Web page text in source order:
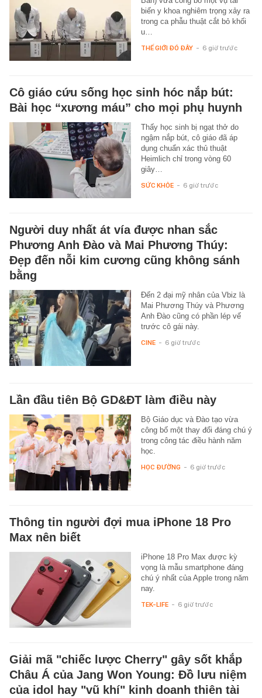
biến y khoa nghiêm trọng xảy ra
trong ca phẫu thuật cắt bỏ khối
u…
THẾ GIỚI ĐÓ ĐÂY - 6 giờ trước
Cô giáo cứu sống học sinh hóc nắp bút:
Bài học “xương máu” cho mọi phụ huynh
Thấy học sinh bị ngạt thở do
ngậm nắp bút, cô giáo đã áp
dụng chuẩn xác thủ thuật
Heimlich chỉ trong vòng 60
giây…
SỨC KHỎE - 6 giờ trước
Người duy nhất át vía được nhan sắc
Phương Anh Đào và Mai Phương Thúy:
Đẹp đến nỗi kim cương cũng không sánh
bằng
Đến 2 đại mỹ nhân của Vbiz là
Mai Phương Thúy và Phương
Anh Đào cũng có phần lép vế
trước cô gái này.
CINE - 6 giờ trước
Lần đầu tiên Bộ GD&ĐT làm điều này
Bộ Giáo dục và Đào tạo vừa
công bố một thay đổi đáng chú ý
trong công tác điều hành năm
học.
HỌC ĐƯỜNG - 6 giờ trước
Thông tin người đợi mua iPhone 18 Pro
Max nên biết
iPhone 18 Pro Max được kỳ
vọng là mẫu smartphone đáng
chú ý nhất của Apple trong năm
nay.
TEK-LIFE - 6 giờ trước
Giải mã "chiếc lược Cherry" gây sốt khắp
Châu Á của Jang Won Young: Đồ lưu niệm
của idol hay "vũ khí" kinh doanh thiên tài